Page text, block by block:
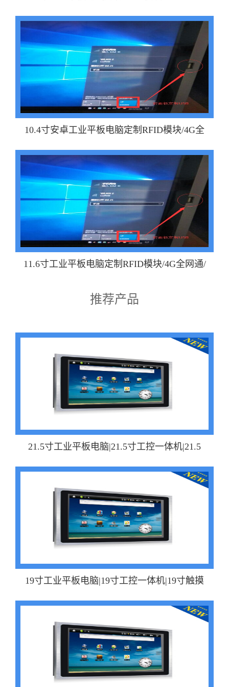
10.4寸安卓工业平板电脑定制RFID模块/4G全
11.6寸工业平板电脑定制RFID模块/4G全网通/
推荐产品
21.5寸工业平板电脑|21.5寸工控一体机|21.5
19寸工业平板电脑|19寸工控一体机|19寸触摸